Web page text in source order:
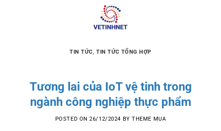
TIN TỨC,TIN TỨC TỔNG HỢP
Tương lai của IoT vệ tinh trong
ngành công nghiệp thực phẩm
POSTED ON26/12/2024 BYTHEME MUA